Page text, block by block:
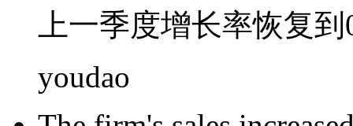
上一季度增长率恢复到
youdao